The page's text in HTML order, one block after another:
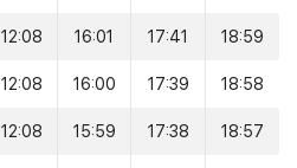
12:08 16:01 17:41 18:59
12:08 16:00 17:39 18:58
12:08 15:59 17:38 18:57